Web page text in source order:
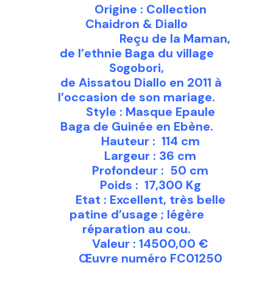
Origine : Collection
Chaidron & Diallo
Reçu de la Maman,
de l’ethnie Baga du village
Sogobori,
de Aissatou Diallo en 2011 à
l’occasion de son mariage.
Style : Masque Epaule
Baga de Guinée en Ebène.
Hauteur : 114 cm
Largeur : 36 cm
Profondeur : 50 cm
Poids : 17,300 Kg
Etat : Excellent, très belle
patine d’usage ; légère
réparation au cou.
Valeur : 14500,00 €
Œuvre numéro FC01250